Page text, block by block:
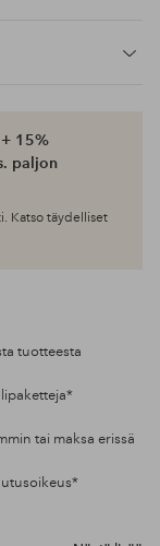
15%
paljon
Katso täydelliset
tuotteesta
tai maksa erissä